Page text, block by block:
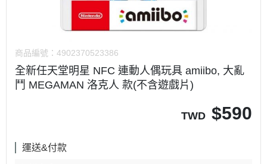
商品編號： 4902370523386
全新任天堂明星 NFC 連動人偶玩具 amiibo, 大亂
鬥 MEGAMAN 洛克人 款(不含遊戲片)
TWD $590
運送&付款